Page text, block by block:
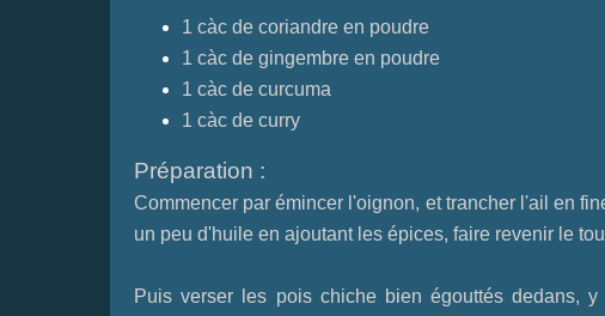
1 càc de coriandre en poudre
1 càc de gingembre en poudre
1 càc de curcuma
1 càc de curry
Préparation :
Commencer par émincer l'oignon, et trancher l'ail en
un peu d'huile en ajoutant les épices, faire revenir le
Puis verser les pois chiche bien égouttés dedans,